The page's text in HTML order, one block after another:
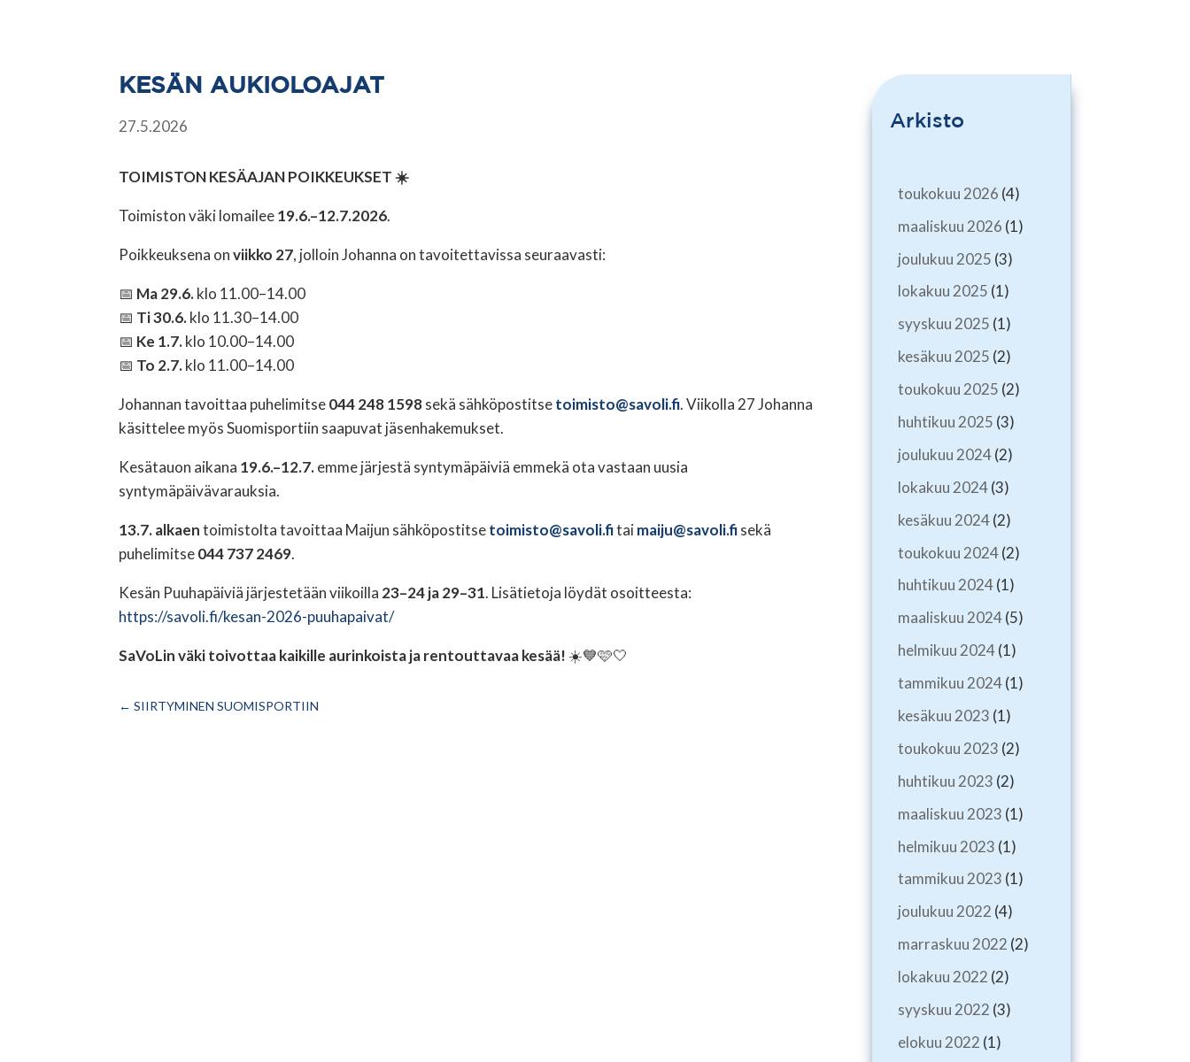
KESÄN AUKIOLOAJAT
27.5.2026
TOIMISTON KESÄAJAN POIKKEUKSET ☀️
Toimiston väki lomailee19.6.–12.7.2026.
Poikkeuksena onviikko 27, jolloin Johanna on tavoitettavissa seuraavasti:
📅 Ma 29.6.klo 11.00–14.00
📅 Ti 30.6.klo 11.30–14.00
📅 Ke 1.7.klo 10.00–14.00
📅 To 2.7.klo 11.00–14.00
Johannan tavoittaa puhelimitse044 248 1598sekä sähköpostitsetoimisto@savoli.fi. Viikolla 27 Johanna
käsittelee myös Suomisportiin saapuvat jäsenhakemukset.
Kesätauon aikana 19.6.–12.7.emme järjestä syntymäpäiviä emmekä ota vastaan uusia
syntymäpäivävarauksia.
13.7. alkaentoimistolta tavoittaa Maijun sähköpostitsetoimisto@savoli.fitaimaiju@savoli.fisekä
puhelimitse044 737 2469.
Kesän Puuhapäiviä järjestetään viikoilla 23–24 ja 29–31. Lisätietoja löydät osoitteesta:
https://savoli.fi/kesan-2026-puuhapaivat/
SaVoLin väki toivottaa kaikille aurinkoista ja rentouttavaa kesää! ☀️💙🩷🤍
←SIIRTYMINEN SUOMISPORTIIN
Arkisto
toukokuu 2026 (4)
maaliskuu 2026 (1)
joulukuu 2025 (3)
lokakuu 2025 (1)
syyskuu 2025 (1)
kesäkuu 2025 (2)
toukokuu 2025 (2)
huhtikuu 2025 (3)
joulukuu 2024(2)
lokakuu 2024(3)
kesäkuu 2024(2)
toukokuu 2024(2)
huhtikuu 2024(1)
maaliskuu 2024(5)
helmikuu 2024(1)
tammikuu 2024(1)
kesäkuu 2023 (1)
toukokuu 2023 (2)
huhtikuu 2023 (2)
maaliskuu 2023 (1)
helmikuu 2023 (1)
tammikuu 2023 (1)
joulukuu 2022 (4)
marraskuu 2022 (2)
lokakuu 2022 (2)
syyskuu 2022 (3)
elokuu 2022 (1)